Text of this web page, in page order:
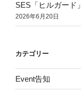
SES「ヒルガード」
2026年6月20日
カテゴリー
Event告知